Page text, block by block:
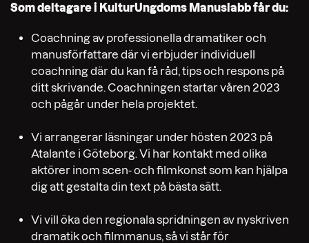
Som deltagare i KulturUngdoms Manuslabb får du:
Coachning av professionella dramatiker och
manusförfattare där vi erbjuder individuell
coachning där du kan få råd, tips och respons på
ditt skrivande. Coachningen startar våren 2023
och pågår under hela projektet.
Vi arrangerar läsningar under hösten 2023 på
Atalante i Göteborg. Vi har kontakt med olika
aktörer inom scen- och filmkonst som kan hjälpa
dig att gestalta din text på bästa sätt.
Vi vill öka den regionala spridningen av nyskriven
dramatik och filmmanus, så vi står för